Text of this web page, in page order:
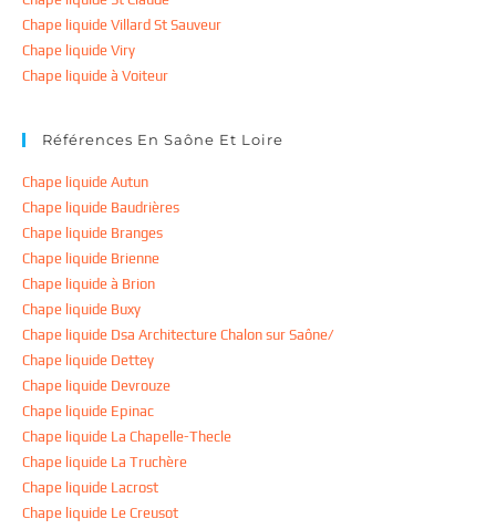
Chape liquide Villard St Sauveur
Chape liquide Viry
Chape liquide à Voiteur
Références En Saône Et Loire
Chape liquide Autun
Chape liquide Baudrières
Chape liquide Branges
Chape liquide Brienne
Chape liquide à Brion
Chape liquide Buxy
Chape liquide Dsa Architecture Chalon sur Saône/
Chape liquide Dettey
Chape liquide Devrouze
Chape liquide Epinac
Chape liquide La Chapelle-Thecle
Chape liquide La Truchère
Chape liquide Lacrost
Chape liquide Le Creusot